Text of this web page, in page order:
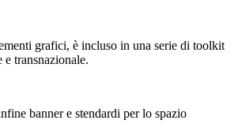
grafici, è incluso in una serie di toolkit
transnazionale.
banner e stendardi per lo spazio